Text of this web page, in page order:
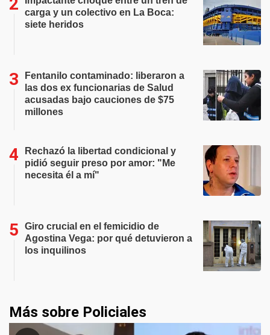
carga y un colectivo en La Boca:
siete heridos
Fentanilo contaminado: liberaron a
las dos ex funcionarias de Salud
acusadas bajo cauciones de $75
millones
Rechazó la libertad condicional y
pidió seguir preso por amor: "Me
necesita él a mí"
Giro crucial en el femicidio de
Agostina Vega: por qué detuvieron a
los inquilinos
Más sobre Policiales